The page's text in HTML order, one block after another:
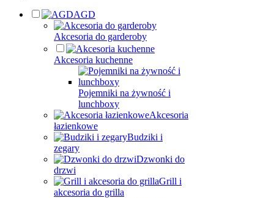
AGD
Akcesoria do garderoby
Akcesoria kuchenne
Pojemniki na żywność i
lunchboxy
Akcesoria
łazienkowe
Budziki i
zegary
Dzwonki do
drzwi
Grill i
akcesoria do grilla